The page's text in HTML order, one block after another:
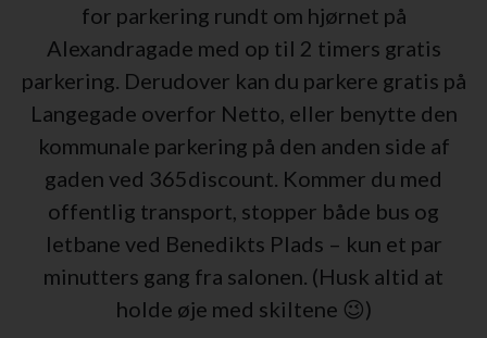
for parkering rundt om hjørnet på
Alexandragade med op til 2 timers gratis
parkering. Derudover kan du parkere gratis på
Langegade overfor Netto, eller benytte den
kommunale parkering på den anden side af
gaden ved 365discount. Kommer du med
offentlig transport, stopper både bus og
letbane ved Benedikts Plads – kun et par
minutters gang fra salonen. (Husk altid at
holde øje med skiltene 😉)